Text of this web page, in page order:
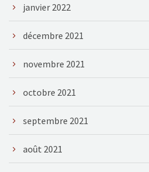
janvier 2022
décembre 2021
novembre 2021
octobre 2021
septembre 2021
août 2021